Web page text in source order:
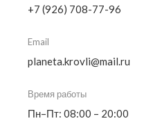
+7 (926) 708-77-96
Email
planeta.krovli@mail.ru
Время работы
Пн–Пт: 08:00 – 20:00